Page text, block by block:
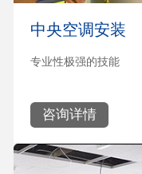
中央空调安装
专业性极强的技能
咨询详情